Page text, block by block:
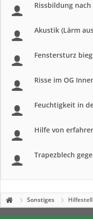
Rissbildung
Akustik (Lärm
Fenstersturz
Risse im OG
Feuchtigkeit in
Hilfe von
Trapezblech
Sonstiges